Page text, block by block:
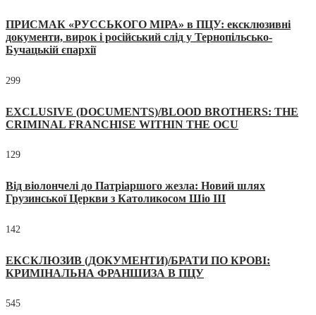
ПРИСМАК «РУССЬКОГО МІРА» в ПЦУ: ексклюзивні
документи, вирок і російський слід у Тернопільсько-
Бучацькій єпархії
299
EXCLUSIVE (DOCUMENTS)/BLOOD BROTHERS: THE
CRIMINAL FRANCHISE WITHIN THE OCU
129
Від віолончелі до Патріаршого жезла: Новий шлях
Грузинської Церкви з Католикосом Шіо III
142
ЕКСКЛЮЗИВ (ДОКУМЕНТИ)/БРАТИ ПО КРОВІ:
КРИМІНАЛЬНА ФРАНШИЗА В ПЦУ
545